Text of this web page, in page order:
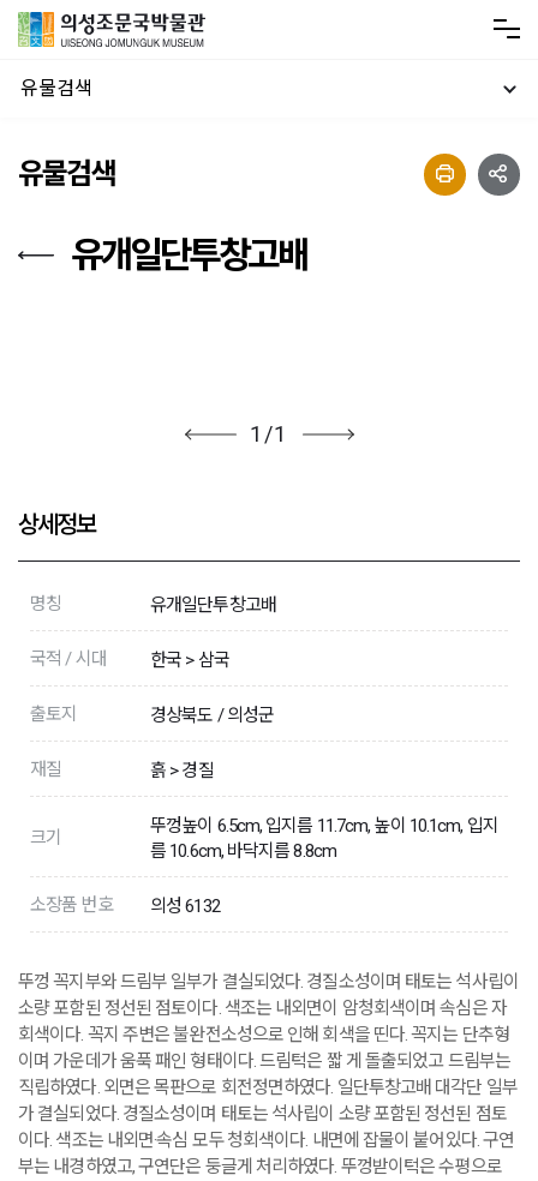
유물검색
유물검색
유개일단투창고배
1 /1
상세정보
명칭 유개일단투창고배
국적 / 시대 한국 > 삼국
출토지 경상북도 / 의성군
재질 흙 > 경질
크기
뚜껑높이 6.5cm, 입지름 11.7cm, 높이 10.1cm, 입지
름 10.6cm, 바닥지름 8.8cm
소장품 번호 의성 6132
뚜껑 꼭지부와 드림부 일부가 결실되었다. 경질소성이며 태토는 석사립이
소량 포함된 정선된 점토이다. 색조는 내외면이 암청회색이며 속심은 자
회색이다. 꼭지 주변은 불완전소성으로 인해 회색을 띤다. 꼭지는 단추형
이며 가운데가 움푹 패인 형태이다. 드림턱은 짧 게 돌출되었고 드림부는
직립하였다. 외면은 목판으로 회전정면하였다. 일단투창고배 대각단 일부
가 결실되었다. 경질소성이며 태토는 석사립이 소량 포함된 정선된 점토
이다. 색조는 내외면·속심 모두 청회색이다. 내면에 잡물이 붙어있다. 구연
부는 내경하였고, 구연단은 둥글게 처리하였다. 뚜껑받이턱은 수평으로